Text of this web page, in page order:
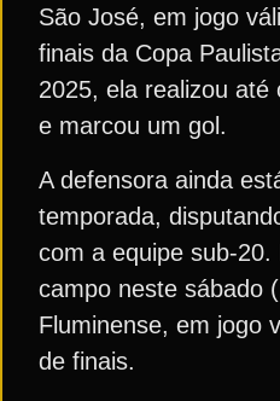
São José, em jogo
finais da Copa
2025, ela realizou
e marcou um gol.
A defensora ainda
temporada,
com a equipe sub-20.
campo neste sábado
Fluminense, em jogo
de finais.